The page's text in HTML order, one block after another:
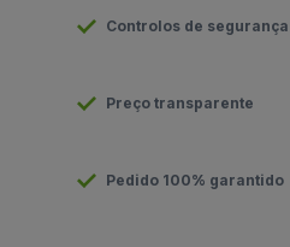
Controlos de
Preço transparente
Pedido 100% garantido